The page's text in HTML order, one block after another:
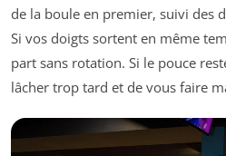
de la boule en premier, suivi des
Si vos doigts sortent en même
part sans rotation. Si le pouce
lâcher trop tard et de vous faire